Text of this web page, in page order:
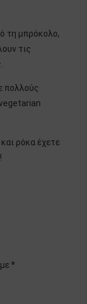
τη μπρόκολο,
τις
πολλούς
ρόκα έχετε
*